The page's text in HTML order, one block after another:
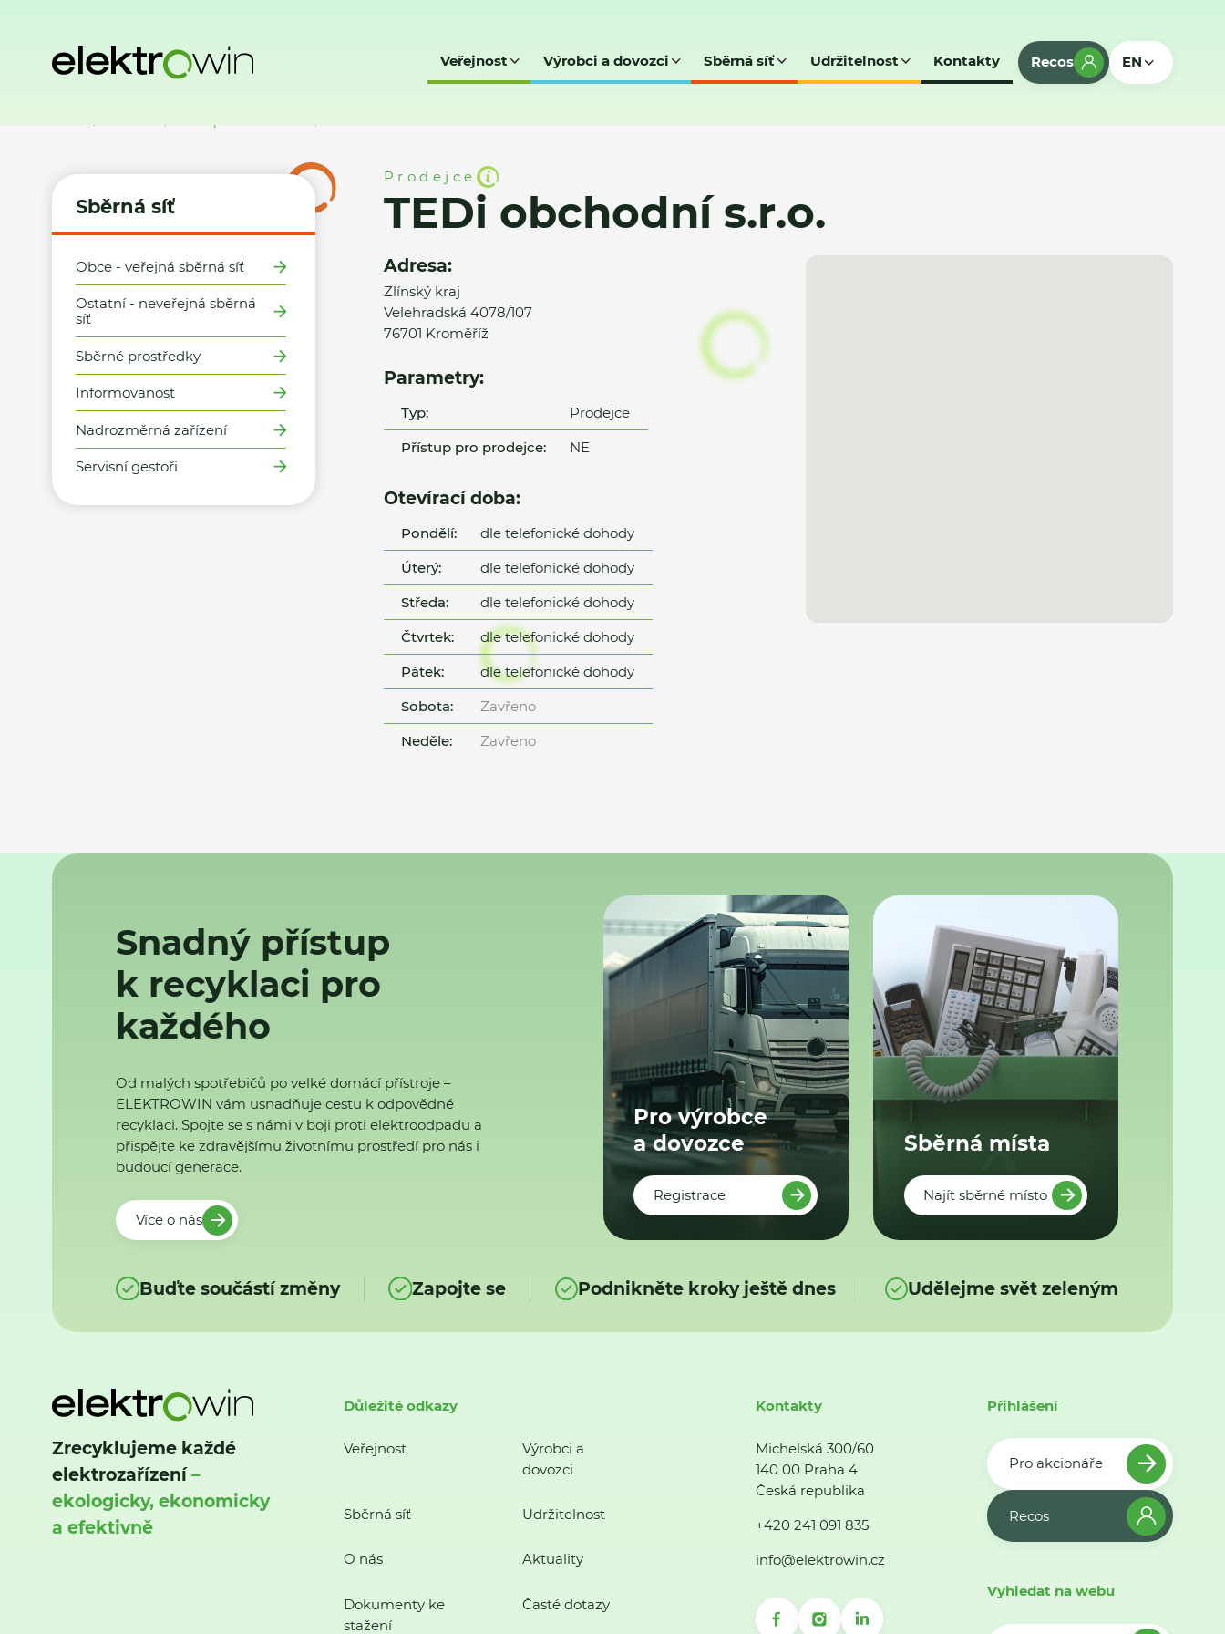
Veřejnost Výrobci a dovozci Sběrná síť Udržitelnost Kontakty Recos EN
Sběrná síť
Obce - veřejná sběrná síť
Ostatní - neveřejná sběrná
síť
Sběrné prostředky
Informovanost
Nadrozměrná zařízení
Servisní gestoři
Prodejce
TEDi obchodní s.r.o.
Adresa:
Zlínský kraj
Velehradská 4078/107
76701 Kroměříž
Parametry:
Typ:
Prodejce
Přístup pro prodejce:
NE
Otevírací doba:
Pondělí:
dle telefonické dohody
Úterý:
dle telefonické dohody
Středa:
dle telefonické dohody
Čtvrtek:
dle telefonické dohody
Pátek:
dle telefonické dohody
Sobota:
Zavřeno
Neděle:
Zavřeno
Snadný přístup
k recyklaci pro
každého
Od malých spotřebičů po velké domácí přístroje –
ELEKTROWIN vám usnadňuje cestu k odpovědné
recyklaci. Spojte se s námi v boji proti elektroodpadu a
přispějte ke zdravějšímu životnímu prostředí pro nás i
budoucí generace.
Více o nás
Pro výrobce
a dovozce
Registrace
Sběrná místa
Najít sběrné místo
Buďte součástí změny Zapojte se Podnikněte kroky ještě dnes Udělejme svět zeleným
Zrecyklujeme každé
elektrozařízení–
ekologicky, ekonomicky
a efektivně
Důležité odkazy
Veřejnost
Výrobci a
dovozci
Sběrná síť Udržitelnost
O nás Aktuality
Dokumenty ke
stažení
Časté dotazy
Kontakty
Michelská 300/60
140 00 Praha 4
Česká republika
+420 241 091 835
info@elektrowin.cz
Přihlášení
Pro akcionáře
Recos
Vyhledat na webu